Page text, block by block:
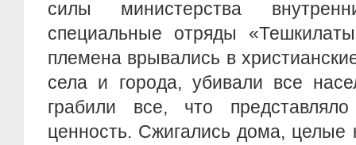
силы министерства
специальные отряды
племена врывались в
села и города, убивали все
грабили все, что
ценность. Сжигались дома, целые